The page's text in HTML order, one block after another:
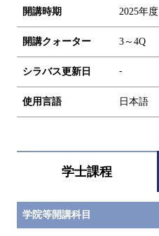
開講時期 2025年度
開講クォーター 3～4Q
シラバス更新日 -
使用言語 日本語
学士課程
学院等開講科目